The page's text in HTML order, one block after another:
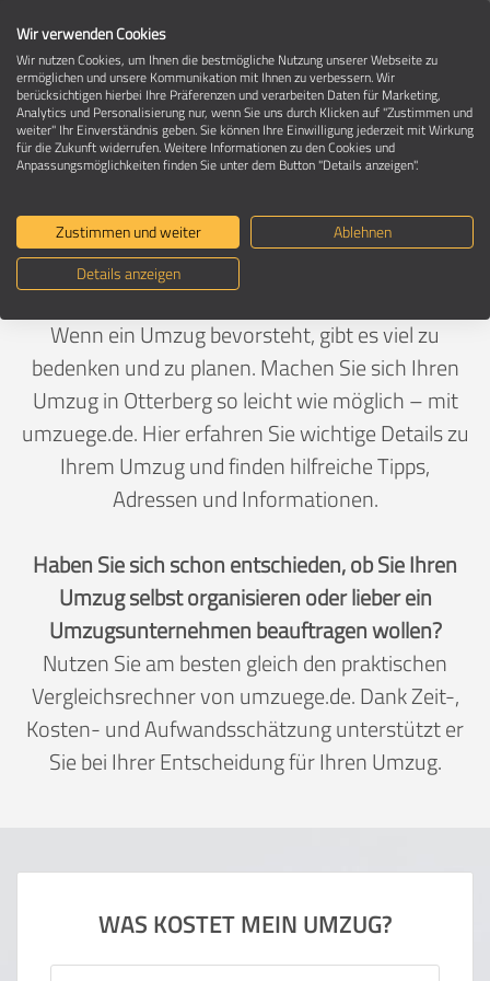
Umzug in 67697 Otterberg
Ein Umzug ist Vertrauenssache
Deutschland>Rheinland-Pfalz>Kaiserslautern,
Landkreis>
Wenn ein Umzug bevorsteht, gibt es viel zu
bedenken und zu planen. Machen Sie sich Ihren
Umzug in Otterberg so leicht wie möglich – mit
umzuege.de. Hier erfahren Sie wichtige Details zu
Ihrem Umzug und finden hilfreiche Tipps,
Adressen und Informationen.
Haben Sie sich schon entschieden, ob Sie Ihren
Umzug selbst organisieren oder lieber ein
Umzugsunternehmen beauftragen wollen?
Nutzen Sie am besten gleich den praktischen
Vergleichsrechner von umzuege.de. Dank Zeit-,
Kosten- und Aufwandsschätzung unterstützt er
Sie bei Ihrer Entscheidung für Ihren Umzug.
WAS KOSTET MEIN UMZUG?
Wir verwenden Cookies
Wir nutzen Cookies, um Ihnen die bestmögliche Nutzung unserer Webseite zu
ermöglichen und unsere Kommunikation mit Ihnen zu verbessern. Wir
berücksichtigen hierbei Ihre Präferenzen und verarbeiten Daten für Marketing,
Analytics und Personalisierung nur, wenn Sie uns durch Klicken auf "Zustimmen und
weiter" Ihr Einverständnis geben. Sie können Ihre Einwilligung jederzeit mit Wirkung
für die Zukunft widerrufen. Weitere Informationen zu den Cookies und
Anpassungsmöglichkeiten finden Sie unter dem Button "Details anzeigen".
Zustimmen und weiter
Ablehnen
Details anzeigen